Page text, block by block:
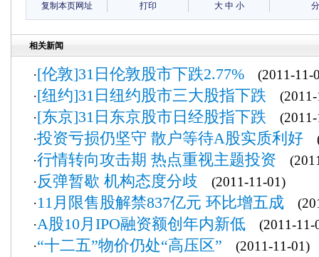
复制本页网址 打印 大 中 小
相关新闻
·[伦敦]31日伦敦股市下跌2.77% (2011-11-
·[纽约]31日纽约股市三大股指下跌 (2011-
·[东京]31日东京股市日经股指下跌 (2011-
·投资亏损仍坚守 散户等待A股实质利好
·行情转向攻击期 热点重视主题投资
·反弹暂歇 机构态度分歧 (2011-11-01)
·11月限售股解禁837亿元 环比增五成
·A股10月IPO融资额创年内新低 (2011-11-
·“十二五”物价仍处“高压区” (2011-11-01)